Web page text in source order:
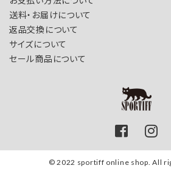
送料・お届けについて
返品交換について
サイズについて
セール商品について
© 2022 sportiff online shop. All